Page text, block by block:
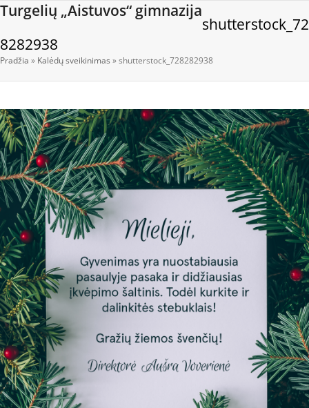
Skip
content
Turgelių „Aistuvos“ gimnazija
Open
menu
Close
menu
shutterstock_72
8282938
Pradžia » Kalėdų sveikinimas »shutterstock_728282938